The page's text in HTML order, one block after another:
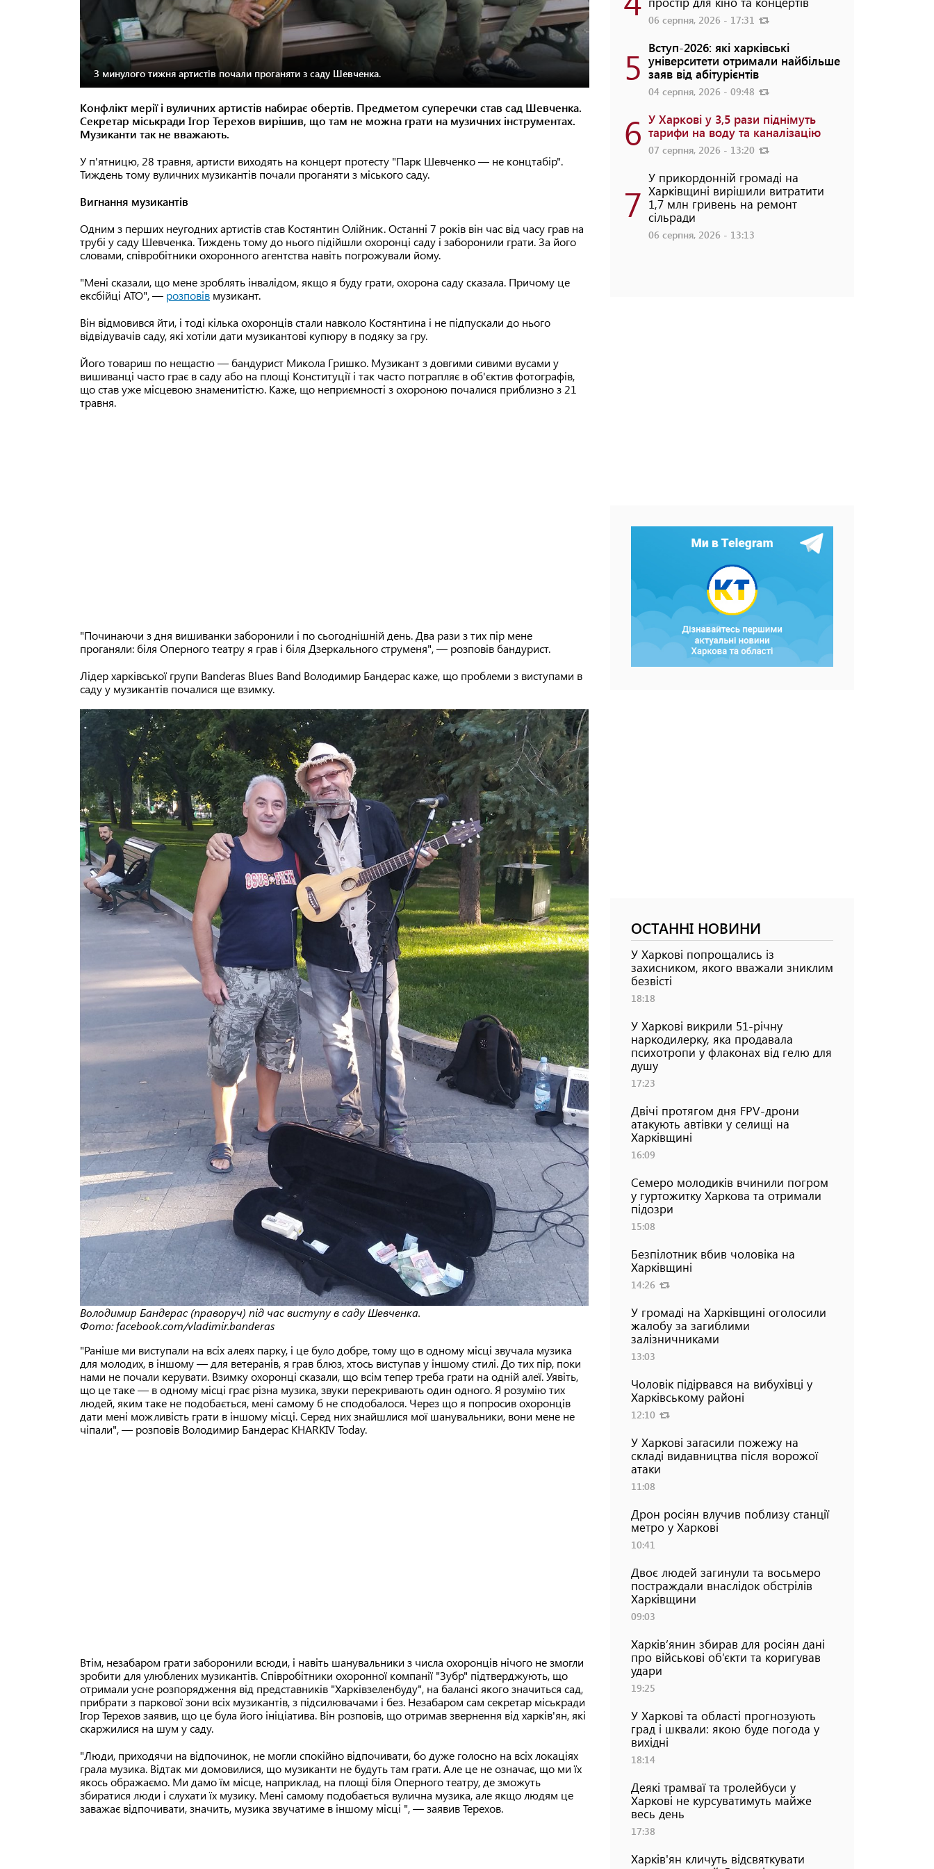
З минулого тижня артистів почали проганяти з саду Шевченка.
Конфлікт мерії і вуличних артистів набирає обертів. Предметом суперечки став сад Шевченка.
Секретар міськради Ігор Терехов вирішив, що там не можна грати на музичних інструментах.
Музиканти так не вважають.
У п'ятницю, 28 травня, артисти виходять на концерт протесту "Парк Шевченко — не концтабір".
Тиждень тому вуличних музикантів почали проганяти з міського саду.
Вигнання музикантів
Одним з перших неугодних артистів став Костянтин Олійник. Останні 7 років він час від часу грав на
трубі у саду Шевченка. Тиждень тому до нього підійшли охоронці саду і заборонили грати. За його
словами, співробітники охоронного агентства навіть погрожували йому.
"Мені сказали, що мене зроблять інвалідом, якщо я буду грати, охорона саду сказала. Причому це
ексбійці АТО", — розповів музикант.
Він відмовився йти, і тоді кілька охоронців стали навколо Костянтина і не підпускали до нього
відвідувачів саду, які хотіли дати музикантові купюру в подяку за гру.
Його товариш по нещастю — бандурист Микола Гришко. Музикант з довгими сивими вусами у
вишиванці часто грає в саду або на площі Конституції і так часто потрапляє в об'єктив фотографів,
що став уже місцевою знаменитістю. Каже, що неприємності з охороною почалися приблизно з 21
травня.
"Починаючи з дня вишиванки заборонили і по сьогоднішній день. Два рази з тих пір мене
проганяли: біля Оперного театру я грав і біля Дзеркального струменя", — розповів бандурист.
Лідер харківської групи Banderas Blues Band Володимир Бандерас каже, що проблеми з виступами в
саду у музикантів почалися ще взимку.
Володимир Бандерас (праворуч) під час виступу в саду Шевченка.
Фото: facebook.com/vladimir.banderas
"Раніше ми виступали на всіх алеях парку, і це було добре, тому що в одному місці звучала музика
для молодих, в іншому — для ветеранів, я грав блюз, хтось виступав у іншому стилі. До тих пір, поки
нами не почали керувати. Взимку охоронці сказали, що всім тепер треба грати на одній алеї. Уявіть,
що це таке — в одному місці грає різна музика, звуки перекривають один одного. Я розумію тих
людей, яким таке не подобається, мені самому б не сподобалося. Через що я попросив охоронців
дати мені можливість грати в іншому місці. Серед них знайшлися мої шанувальники, вони мене не
чіпали", — розповів Володимир Бандерас KHARKIV Today.
Втім, незабаром грати заборонили всюди, і навіть шанувальники з числа охоронців нічого не змогли
зробити для улюблених музикантів. Співробітники охоронної компанії "Зубр" підтверджують, що
отримали усне розпорядження від представників "Харківзеленбуду", на балансі якого значиться сад,
прибрати з паркової зони всіх музикантів, з підсилювачами і без. Незабаром сам секретар міськради
Ігор Терехов заявив, що це була його ініціатива. Він розповів, що отримав звернення від харків'ян, які
скаржилися на шум у саду.
"Люди, приходячи на відпочинок, не могли спокійно відпочивати, бо дуже голосно на всіх локаціях
грала музика. Відтак ми домовилися, що музиканти не будуть там грати. Але це не означає, що ми їх
якось ображаємо. Ми дамо їм місце, наприклад, на площі біля Оперного театру, де зможуть
збиратися люди і слухати їх музику. Мені самому подобається вулична музика, але якщо людям це
заважає відпочивати, значить, музика звучатиме в іншому місці ", — заявив Терехов.
06 серпня, 2026 - 17:31
5 Вступ-2026: які харківські
університети отримали найбільше
заяв від абітурієнтів
04 серпня, 2026 - 09:48
6 У Харкові у 3,5 рази піднімуть
тарифи на воду та каналізацію
07 серпня, 2026 - 13:20
7
У прикордонній громаді на
Харківщині вирішили витратити
1,7 млн гривень на ремонт
сільради
06 серпня, 2026 - 13:13
ОСТАННІ НОВИНИ
У Харкові попрощались із
захисником, якого вважали зниклим
безвісті
18:18
У Харкові викрили 51-річну
наркодилерку, яка продавала
психотропи у флаконах від гелю для
душу
17:23
Двічі протягом дня FPV-дрони
атакують автівки у селищі на
Харківщині
16:09
Семеро молодиків вчинили погром
у гуртожитку Харкова та отримали
підозри
15:08
Безпілотник вбив чоловіка на
Харківщині
14:26
У громаді на Харківщині оголосили
жалобу за загиблими
залізничниками
13:03
Чоловік підірвався на вибухівці у
Харківському районі
12:10
У Харкові загасили пожежу на
складі видавництва після ворожої
атаки
11:08
Дрон росіян влучив поблизу станції
метро у Харкові
10:41
Двоє людей загинули та восьмеро
постраждали внаслідок обстрілів
Харківщини
09:03
Харків’янин збирав для росіян дані
про військові об’єкти та коригував
удари
19:25
У Харкові та області прогнозують
град і шквали: якою буде погода у
вихідні
18:14
Деякі трамваї та тролейбуси у
Харкові не курсуватимуть майже
весь день
17:38
Харків'ян кличуть відсвяткувати